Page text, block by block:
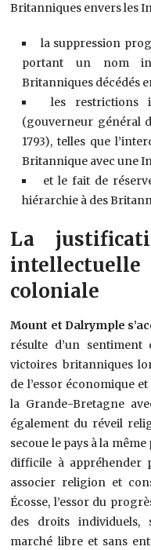
Britanniques envers les
la suppression
portant un nom
Britanniques décédés
les restrictions
(gouverneur général
1793), telles que
Britannique avec une
et le fait de
hiérarchie à des
La
coloniale
Mount et Dalrymple
résulte d’un
victoires britanniques
de l’essor économique
la Grande-Bretagne
également du réveil
secoue le pays à la
difficile à appréhender
associer religion et
Écosse, l’essor du
des droits individuels,
marché libre et sans